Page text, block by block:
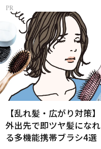
【乱れ髪・広がり対策】
外出先で即ツヤ髪になれ
る多機能携帯ブラシ4選